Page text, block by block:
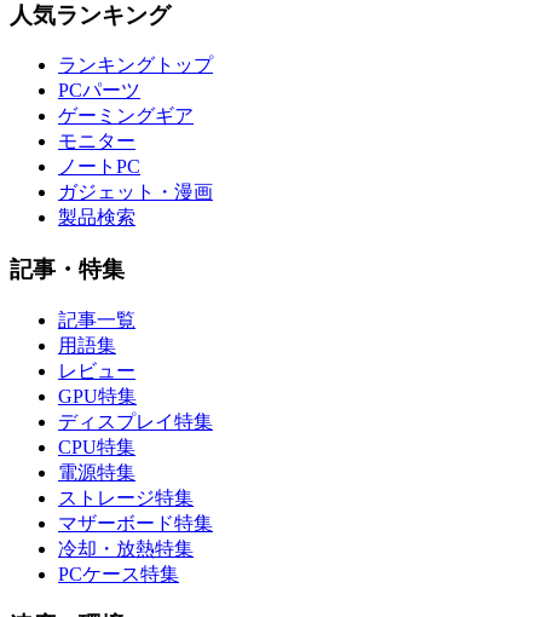
人気ランキング
ランキングトップ
PCパーツ
ゲーミングギア
モニター
ノートPC
ガジェット・漫画
製品検索
記事・特集
記事一覧
用語集
レビュー
GPU特集
ディスプレイ特集
CPU特集
電源特集
ストレージ特集
マザーボード特集
冷却・放熱特集
PCケース特集